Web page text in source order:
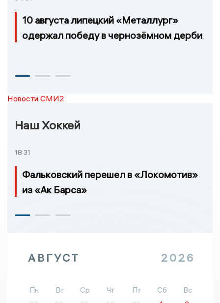
10 августа липецкий «Металлург»
одержал победу в чернозёмном дерби
Новости СМИ2
Наш Хоккей
18:31
Фальковский перешел в «Локомотив»
из «Ак Барса»
АВГУСТ 2026
Пн Вт Ср Чт Пт Сб
Вс